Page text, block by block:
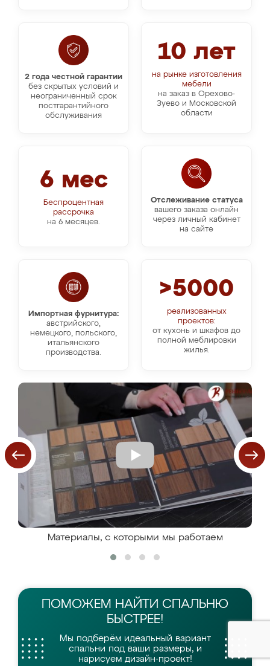
10 лет
на рынке изготовления
мебели
на заказ в Орехово-
Зуево и Московской
области
2 года честной гарантии
без скрытых условий и
неограниченный срок
постгарантийного
обслуживания
Отслеживание статуса
вашего заказа онлайн
через личный кабинет
на сайте
6 мес
Беспроцентная
рассрочка
на 6 месяцев.
Импортная фурнитура:
австрийского,
немецкого, польского,
итальянского
производства.
>5000
реализованных
проектов:
от кухонь и шкафов до
полной меблировки
жилья.
Материалы, с которыми мы работаем
ПОМОЖЕМ НАЙТИ СПАЛЬНЮ
БЫСТРЕЕ!
Мы подберём идеальный вариант
спальни под ваши размеры, и
нарисуем дизайн-проект!